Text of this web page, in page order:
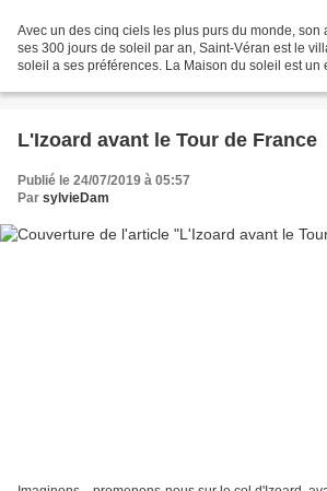
Avec un des cinq ciels les plus purs du monde, son
ses 300 jours de soleil par an, Saint-Véran est le
soleil a ses préférences. La Maison du soleil est un
L'Izoard avant le Tour de France
Publié le 24/07/2019 à 05:57
Par sylvieDam